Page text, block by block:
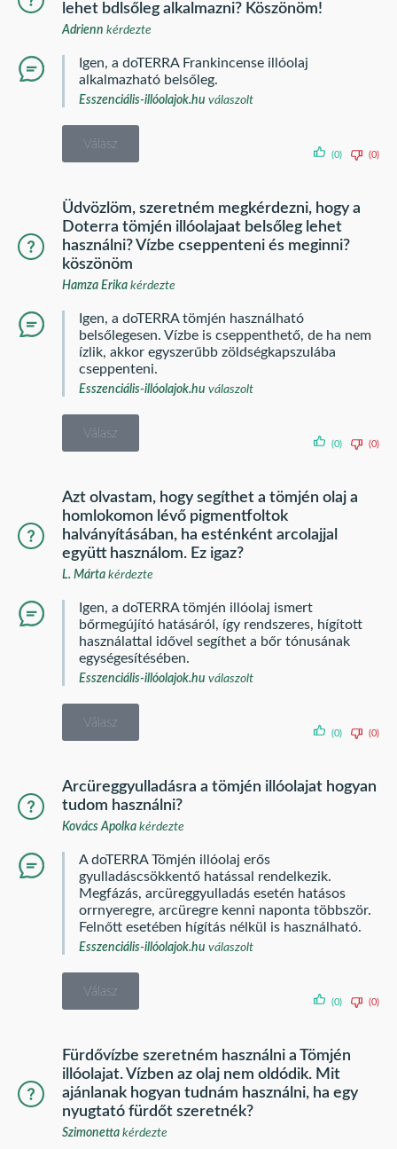
lehet bdlsőleg alkalmazni? Köszönöm!
Adrienn kérdezte
Igen, a doTERRA Frankincense illóolaj
alkalmazható belsőleg.
Esszenciális-illóolajok.hu válaszolt
Válasz
(0) (0)
Üdvözlöm, szeretném megkérdezni, hogy a
Doterra tömjén illóolajaat belsőleg lehet
használni? Vízbe cseppenteni és meginni?
köszönöm
Hamza Erika kérdezte
Igen, a doTERRA tömjén használható
belsőlegesen. Vízbe is cseppenthető, de ha nem
ízlik, akkor egyszerűbb zöldségkapszulába
cseppenteni.
Esszenciális-illóolajok.hu válaszolt
Válasz
(0) (0)
Azt olvastam, hogy segíthet a tömjén olaj a
homlokomon lévő pigmentfoltok
halványításában, ha esténként arcolajjal
együtt használom. Ez igaz?
L. Márta kérdezte
Igen, a doTERRA tömjén illóolaj ismert
bőrmegújító hatásáról, így rendszeres, hígított
használattal idővel segíthet a bőr tónusának
egységesítésében.
Esszenciális-illóolajok.hu válaszolt
Válasz
(0) (0)
Arcüreggyulladásra a tömjén illóolajat hogyan
tudom használni?
Kovács Apolka kérdezte
A doTERRA Tömjén illóolaj erős
gyulladáscsökkentő hatással rendelkezik.
Megfázás, arcüreggyulladás esetén hatásos
orrnyeregre, arcüregre kenni naponta többször.
Felnőtt esetében hígítás nélkül is használható.
Esszenciális-illóolajok.hu válaszolt
Válasz
(0) (0)
Fürdővízbe szeretném használni a Tömjén
illóolajat. Vízben az olaj nem oldódik. Mit
ajánlanak hogyan tudnám használni, ha egy
nyugtató fürdőt szeretnék?
Szimonetta kérdezte